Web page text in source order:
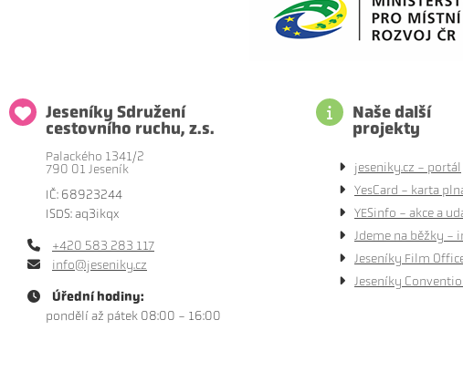
Jeseníky Sdružení
cestovního ruchu, z.s.
Palackého 1341/2
790 01 Jeseník
IČ: 68923244
ISDS: aq3ikqx
+420 583 283 117
info@jeseniky.cz
Úřední hodiny:
pondělí až pátek 08:00 - 16:00
Naše další
projekty
jeseniky.cz - portál
YesCard - karta
YESinfo - akce a
Jdeme na běžky -
Jeseníky Film
Jeseníky